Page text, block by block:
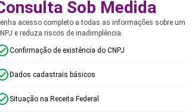
Sob Medida
acesso completo a todas as informações sobre um
e reduza riscos de inadimplência.
Confirmação de existência do CNPJ
Dados cadastrais básicos
Situação na Receita Federal